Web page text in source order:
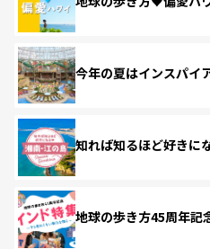
今年の夏はインスパイ
知れば知るほど好きに
地球の歩き方45周年記